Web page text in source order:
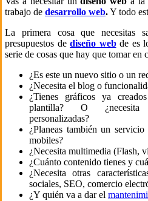
trabajo de desarrollo web.Y todo
La primera cosa que necesitas
presupuestos de diseño webde es
serie de cosas que hay que tomar en
¿Es este un nuevo sitio o un
¿Necesita el blog o
¿Tienes gráficos ya
plantilla? O ¿necesita
personalizadas?
¿Planeas también un
mobiles?
¿Necesita multimedia (Flash,
¿Cuánto contenido tienes y
¿Necesita otras
sociales, SEO, comercio
¿Y quién va a dar el